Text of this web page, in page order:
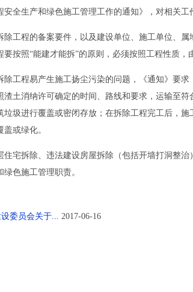
全生产和绿色施工管理工作的通知》，对相关工
程的备案要件，以及建设单位、施工单位、属
按照“能建才能拆”的原则，必须按照工程性质，
程易产生施工扬尘污染的问题，《通知》要求
渣土消纳许可确定的时间、路线和要求，运输至
垃圾进行覆盖或密闭存放；在拆除工程完工后，
或绿化。
拆除、违法建设房屋拆除（包括开墙打洞整治
色施工管理职责。
委员会关于... 2017-06-16